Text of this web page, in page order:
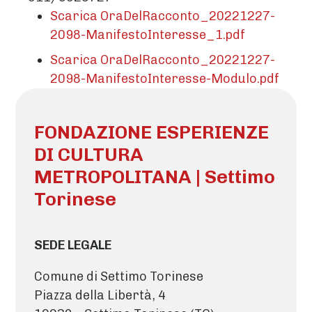
Scarica OraDelRacconto_20221227-
2098-ManifestoInteresse_1.pdf
Scarica OraDelRacconto_20221227-
2098-ManifestoInteresse-Modulo.pdf
FONDAZIONE ESPERIENZE
DI CULTURA
METROPOLITANA | Settimo
Torinese
SEDE LEGALE
Comune di Settimo Torinese
Piazza della Libertà, 4